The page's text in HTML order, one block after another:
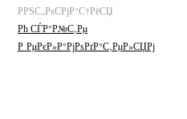
РРЅС„РѕСРјР°С†РёСЏ
Рћ СЃР°Р№С‚Рµ
Р РµРєР»Р°РјРѕРґР°С‚РµР»СЏРј